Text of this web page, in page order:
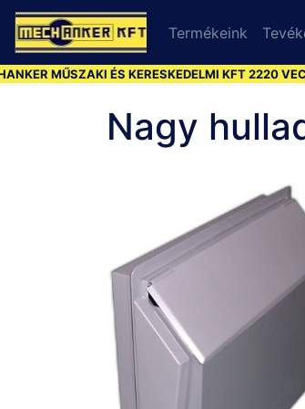
Termékeink
MŰSZAKI ÉS KERESKEDELMI KFT 2220
Nagy